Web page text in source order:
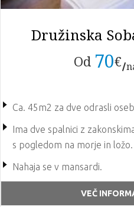
Družinska
Od 70€
Ca. 45m2 za dve odrasli
Ima dve spalnici z
s pogledom na morje in ložo.
Nahaja se v mansardi.
Soba ima 2 x TV, sef, mini
VEČ